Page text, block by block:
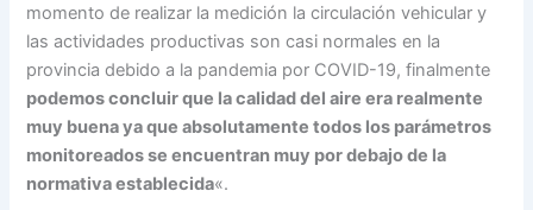
momento de realizar la medición la circulación vehicular y
las actividades productivas son casi normales en la
provincia debido a la pandemia por COVID-19, finalmente
podemos concluir que la calidad del aire era realmente
muy buena ya que absolutamente todos los parámetros
monitoreados se encuentran muy por debajo de la
normativa establecida«.